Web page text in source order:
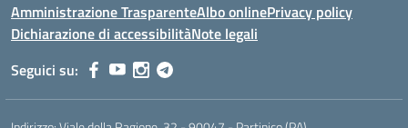
Amministrazione TrasparenteAlbo onlinePrivacy policy
Dichiarazione di accessibilitàNote legali
Seguici su: